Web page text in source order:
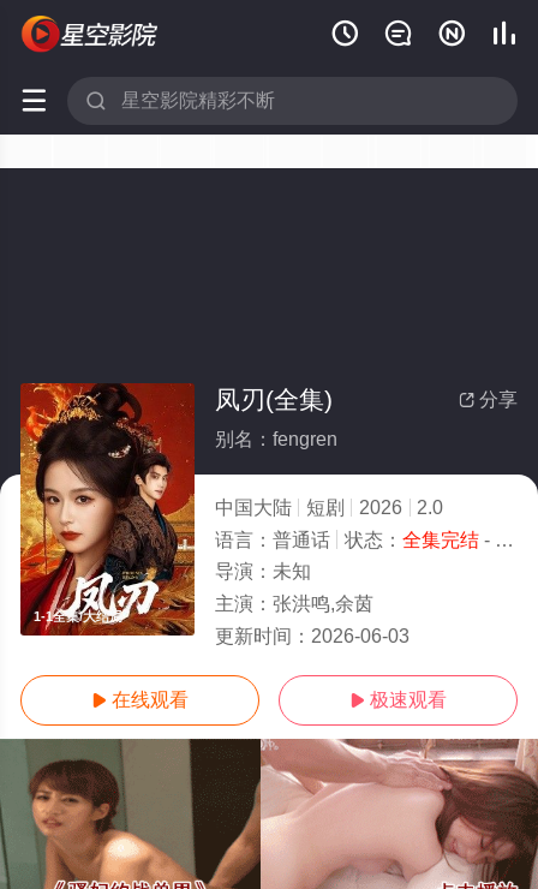
   
 
1-1全集/大结局
 分享
凤刃(全集)
别名：fengren
中国大陆 短剧 2026
2.0
语言： 普通话 状态： 全集完结- 免费在线观看
导演： 未知
主演： 张洪鸣,余茵
更新时间： 2026-06-03
 在线观看  极速观看